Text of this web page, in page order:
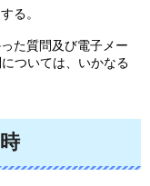
る。
た質問及び電子メー
ついては、いかなる